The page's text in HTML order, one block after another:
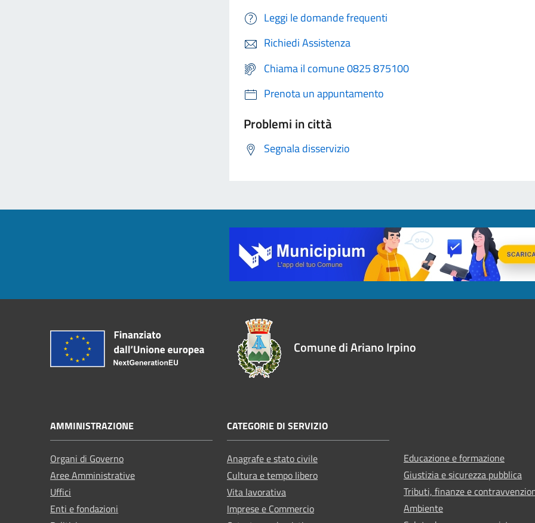
Leggi le domande frequenti
Richiedi Assistenza
Chiama il comune 0825 875100
Prenota un appuntamento
Problemi in città
Segnala disservizio
Comune di Ariano Irpino
AMMINISTRAZIONE
Organi di Governo
Aree Amministrative
Uffici
Enti e fondazioni
CATEGORIE DI SERVIZIO
Anagrafe e stato civile
Cultura e tempo libero
Vita lavorativa
Imprese e Commercio
Educazione e formazione
Giustizia e sicurezza pubblica
Tributi, finanze e
Ambiente